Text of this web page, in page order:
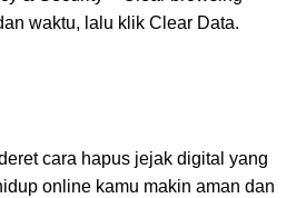
waktu, lalu klik Clear Data.
cara hapus jejak digital yang
online kamu makin aman dan